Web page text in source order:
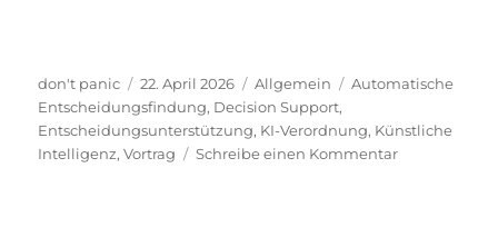
Autor
don't panic
Veröffentlicht
am
22. April 2026 Kategorien
Allgemein Schlagwörter
Automatische
Entscheidungsfindung, Decision Support,
Entscheidungsunterstützung, KI-Verordnung, Künstliche
Intelligenz,Vortrag Schreibe einen Kommentarzu